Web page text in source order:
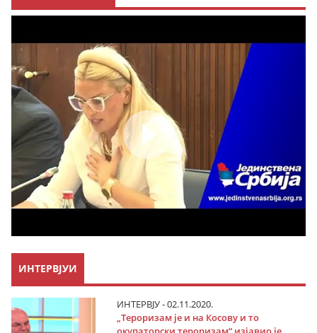
ИНТЕРВЈУИ
ИНТЕРВЈУ - 02.11.2020.
„Тероризам је и на Косову и то